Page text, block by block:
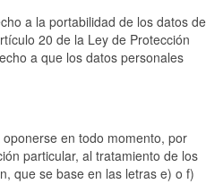
a la portabilidad de los datos de
20 de la Ley de Protección
a que los datos personales
en todo momento, por
particular, al tratamiento de los
que se base en las letras e) o f)